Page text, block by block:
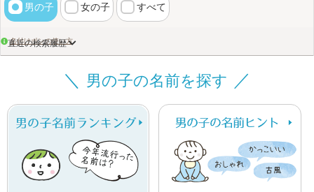
男の子 女の子 すべて
画数検索のヒント
名付けポンの使い方
直近の検索履歴
男の子の名前を探す